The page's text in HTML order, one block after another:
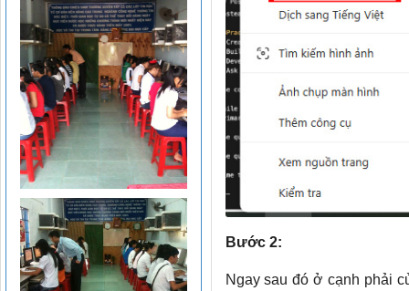
Bước 2:
Ngay sau đó ở cạnh phải